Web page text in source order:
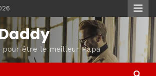
pour être le meilleur Papa